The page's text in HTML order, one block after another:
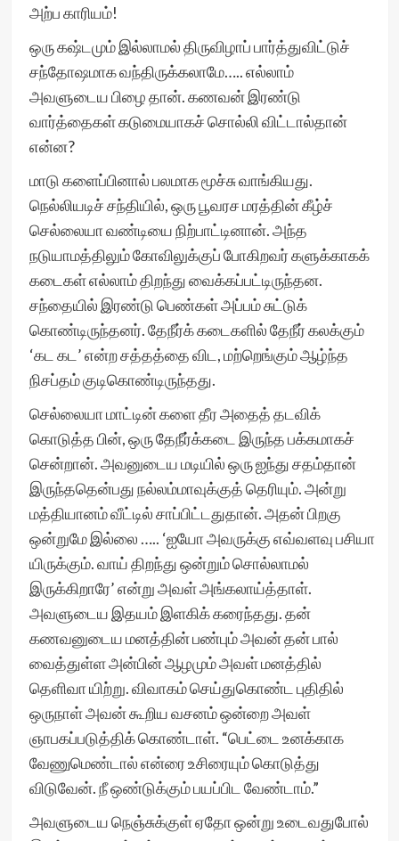
அற்ப காரியம்!
ஒரு கஷ்டமும் இல்லாமல் திருவிழாப் பார்த்துவிட்டுச்
சந்தோஷமாக வந்திருக்கலாமே….. எல்லாம்
அவளுடைய பிழை தான். கணவன் இரண்டு
வார்த்தைகள் கடுமையாகச் சொல்லி விட்டால்தான்
என்ன?
மாடு களைப்பினால் பலமாக மூச்சு வாங்கியது.
நெல்லியடிச் சந்தியில், ஒரு பூவரச மரத்தின் கீழ்ச்
செல்லையா வண்டியை நிற்பாட்டினான். அந்த
நடுயாமத்திலும் கோவிலுக்குப் போகிறவர் களுக்காகக்
கடைகள் எல்லாம் திறந்து வைக்கப்பட்டிருந்தன.
சந்தையில் இரண்டு பெண்கள் அப்பம் சுட்டுக்
கொண்டிருந்தனர். தேநீர்க் கடைகளில் தேநீர் கலக்கும்
‘கட கட’ என்ற சத்தத்தை விட, மற்றெங்கும் ஆழ்ந்த
நிசப்தம் குடிகொண்டிருந்தது.
செல்லையா மாட்டின் களை தீர அதைத் தடவிக்
கொடுத்த பின், ஒரு தேநீர்க்கடை இருந்த பக்கமாகச்
சென்றான். அவனுடைய மடியில் ஒரு ஐந்து சதம்தான்
இருந்ததென்பது நல்லம்மாவுக்குத் தெரியும். அன்று
மத்தியானம் வீட்டில் சாப்பிட்டதுதான். அதன் பிறகு
ஒன்றுமே இல்லை ….. ‘ஐயோ அவருக்கு எவ்வளவு பசியா
யிருக்கும். வாய் திறந்து ஒன்றும் சொல்லாமல்
இருக்கிறாரே’ என்று அவள் அங்கலாய்த்தாள்.
அவளுடைய இதயம் இளகிக் கரைந்தது. தன்
கணவனுடைய மனத்தின் பண்பும் அவன் தன் பால்
வைத்துள்ள அன்பின் ஆழமும் அவள் மனத்தில்
தெளிவா யிற்று. விவாகம் செய்துகொண்ட புதிதில்
ஒருநாள் அவன் கூறிய வசனம் ஒன்றை அவள்
ஞாபகப்படுத்திக் கொண்டாள். “பெட்டை உனக்காக
வேணுமெண்டால் என்ரை உசிரையும் கொடுத்து
விடுவேன். நீ ஒண்டுக்கும் பயப்பிட வேண்டாம்.”
அவளுடைய நெஞ்சுக்குள் ஏதோ ஒன்று உடைவதுபோல்